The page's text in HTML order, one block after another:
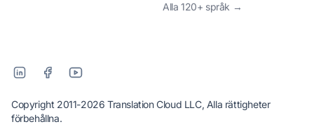
Alla 120+ språk →
Copyright 2011-2026 Translation Cloud LLC, Alla rättigheter
förbehållna.